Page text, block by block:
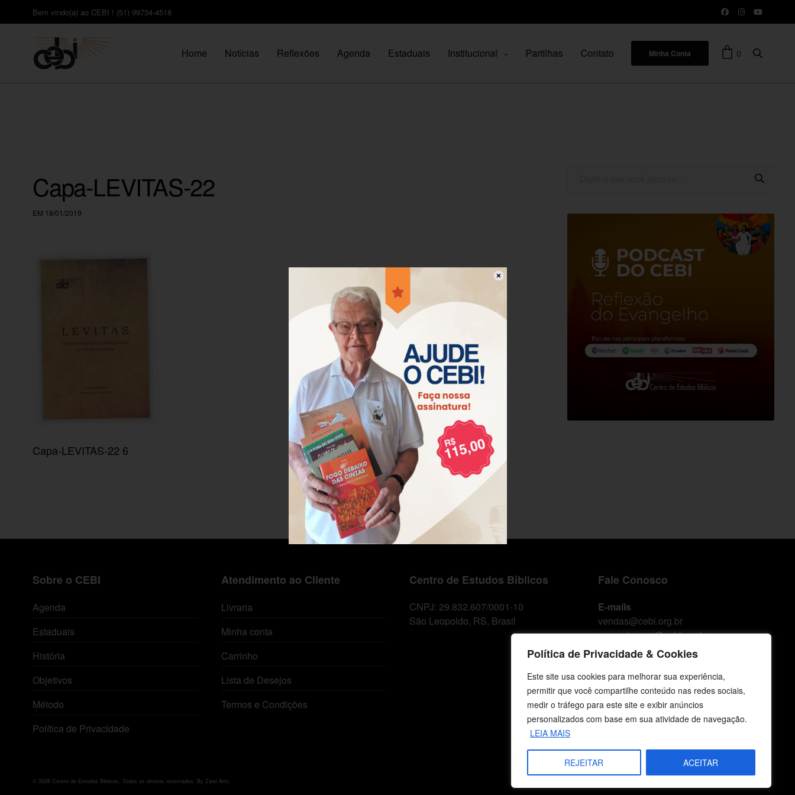
Política de Privacidade & Cookies
Este site usa cookies para melhorar sua experiência,
permitir que você compartilhe conteúdo nas redes sociais,
medir o tráfego para este site e exibir anúncios
personalizados com base em sua atividade de navegação.
LEIA MAIS
REJEITAR ACEITAR
Bem vindo(a) ao CEBI ! (51) 99734-4518
Home Notícias Reflexões Agenda Estaduais Institucional Partilhas Contato Minha Conta 0
Capa-LEVITAS-22
EM 18/01/2019
Capa-LEVITAS-22 6
Sobre o CEBI
Agenda
Estaduais
História
Objetivos
Método
Política de Privacidade
Atendimento ao Cliente
Livraria
Minha conta
Carrinho
Lista de Desejos
Termos e Condições
Centro de Estudos Bíblicos
CNPJ: 29.832.607/0001-10
São Leopoldo, RS, Brasil
Fale Conosco
E-mails
vendas@cebi.org.br
comunicacao@cebi.org.br
WhatsApp / Vendas
+55 (51) 99734-4518
WhatsApp / Comunicação
+55 (51) 99799-3041
© 2026 Centro de Estudos Biblicos. Todos os direitos reservados. By Zwei Arts.